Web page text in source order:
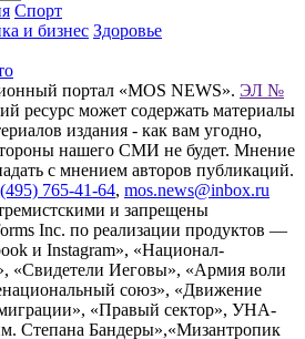
Спорт
и бизнес Здоровье
портал «MOS NEWS». ЭЛ №
ресурс может содержать материалы
издания - как вам угодно,
нашего СМИ не будет. Мнение
с мнением авторов публикаций.
765-41-64, mos.news@inbox.ru
и запрещены
Inc. по реализации продуктов —
и Instagram», «Национал-
«Свидетели Иеговы», «Армия воли
союз», «Движение
«Правый сектор», УНА-
Бандеры»,«Мизантропик